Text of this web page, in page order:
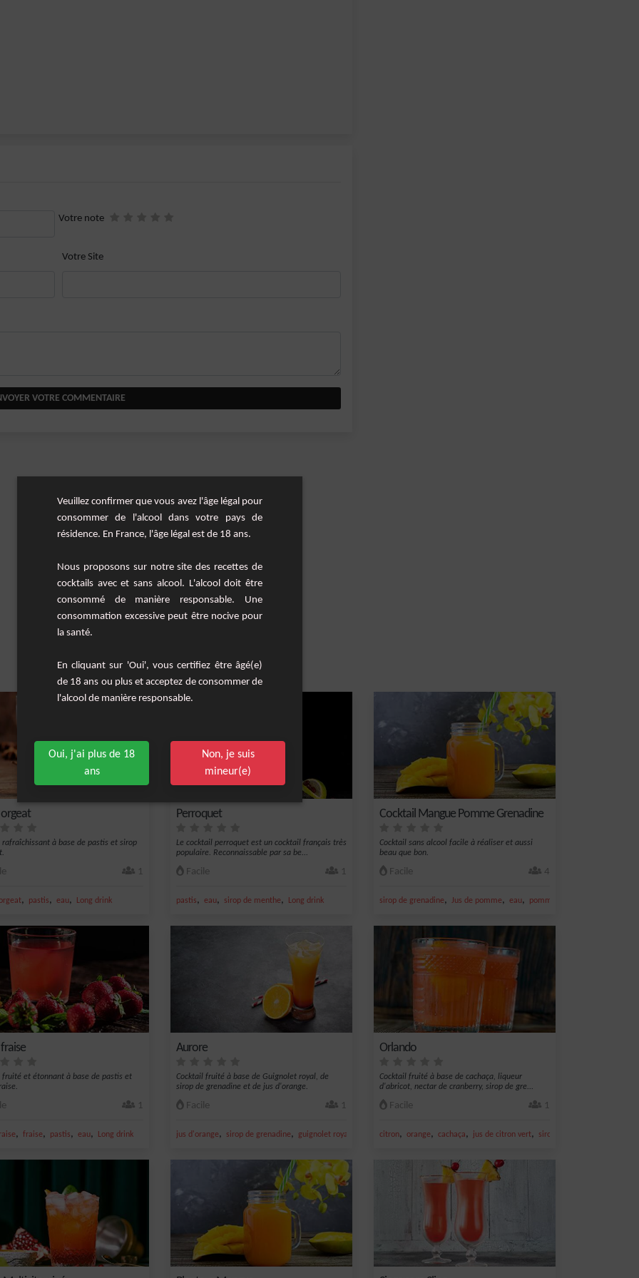
Votre note
Votre Site
VOTRE COMMENTAIRE
Les cocktails similaires
rafraîchissant à base de pastis et sirop
1
, pastis, eau, Long drink
Perroquet
Le cocktail perroquet est un cocktail français très
populaire. Reconnaissable par sa be...
Facile 1
pastis, eau, sirop de menthe, Long drink
Cocktail Mangue Pomme Grenadine
Cocktail sans alcool facile à réaliser et aussi
beau que bon.
Facile 4
sirop de grenadine, Jus de pomme, eau, pomme
fruité et étonnant à base de pastis et
1
, fraise, pastis, eau, Long drink
Aurore
Cocktail fruité à base de Guignolet royal, de
sirop de grenadine et de jus d'orange.
Facile 1
jus d'orange, sirop de grenadine, guignolet royal Liqueur,Long drink
Orlando
Cocktail fruité à base de cachaça, liqueur
d'abricot, nectar de cranberry, sirop de gre...
Facile 1
citron, orange, cachaça, jus de citron vert, sirop de grenadine
Veuillez confirmer que vous avez l'âge légal pour
consommer de l'alcool dans votre pays de
résidence. En France, l'âge légal est de 18 ans.
Nous proposons sur notre site des recettes de
cocktails avec et sans alcool. L'alcool doit être
consommé de manière responsable. Une
consommation excessive peut être nocive pour
la santé.
En cliquant sur 'Oui', vous certifiez être âgé(e)
de 18 ans ou plus et acceptez de consommer de
l'alcool de manière responsable.
Oui, j'ai plus de 18
ans
Non, je suis
mineur(e)